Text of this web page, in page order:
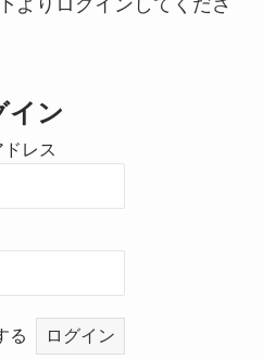
イン
レス
る